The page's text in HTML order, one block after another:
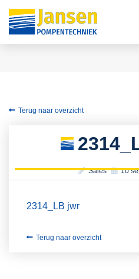
Terug naar overzicht
Sales 10
2314_LB jwr
Terug naar overzicht